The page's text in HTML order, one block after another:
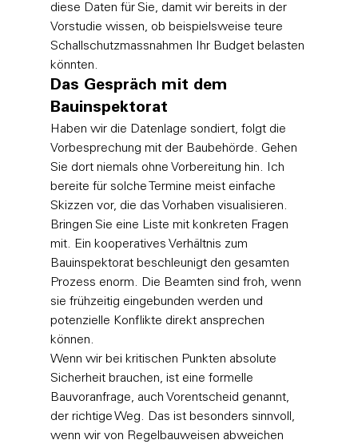
diese Daten für Sie, damit wir bereits in der
Vorstudie wissen, ob beispielsweise teure
Schallschutzmassnahmen Ihr Budget belasten
könnten.
Das Gespräch mit dem
Bauinspektorat
Haben wir die Datenlage sondiert, folgt die
Vorbesprechung mit der Baubehörde. Gehen
Sie dort niemals ohne Vorbereitung hin. Ich
bereite für solche Termine meist einfache
Skizzen vor, die das Vorhaben visualisieren.
Bringen Sie eine Liste mit konkreten Fragen
mit. Ein kooperatives Verhältnis zum
Bauinspektorat beschleunigt den gesamten
Prozess enorm. Die Beamten sind froh, wenn
sie frühzeitig eingebunden werden und
potenzielle Konflikte direkt ansprechen
können.
Wenn wir bei kritischen Punkten absolute
Sicherheit brauchen, ist eine formelle
Bauvoranfrage, auch Vorentscheid genannt,
der richtige Weg. Das ist besonders sinnvoll,
wenn wir von Regelbauweisen abweichen